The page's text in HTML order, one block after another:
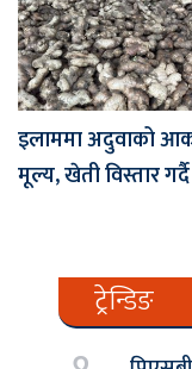
इलाममा अदुवाको
मूल्य, खेती विस्तार
ट्रेन्डिङ